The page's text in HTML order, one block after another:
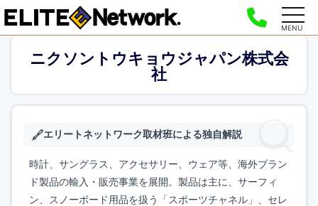
MENU
ニクソントウキョウジャパン株式会
社
エリートネットワーク取材班による独自解説
時計、サングラス、アクセサリー、ウェア等、海外ブラン
ド製品の輸入・販売事業を展開。製品は主に、サーフィ
ン、スノーボード用品を扱う「スポーツチャネル」、セレ